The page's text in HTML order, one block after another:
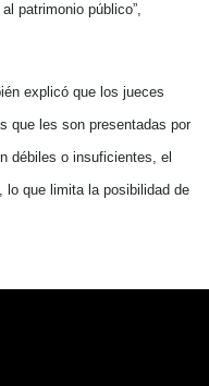
patrimonio público”,
explicó que los jueces
que les son presentadas por
débiles o insuficientes, el
lo que limita la posibilidad de